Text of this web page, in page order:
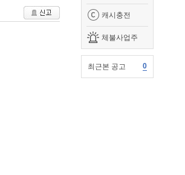
캐시충전
체불사업주
최근본 공고 0